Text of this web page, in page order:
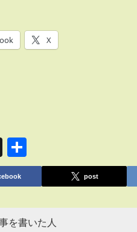
X
X
有
post
を書いた人